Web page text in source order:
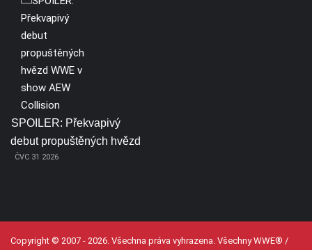
SPOILER: Překvapivý
debut propuštěných hvězd
ČVC 31 2026
Copyright © 2007 - 2026. Všechna práva vyhrazena. Všechny WWE® /